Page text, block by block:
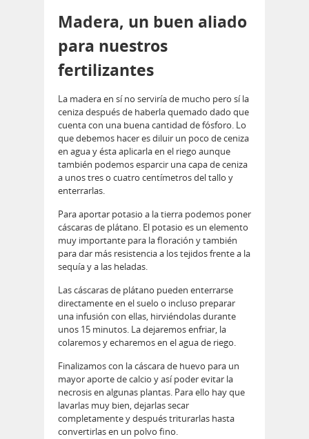
Madera, un buen aliado
para nuestros
fertilizantes
La madera en sí no serviría de mucho pero sí la
ceniza después de haberla quemado dado que
cuenta con una buena cantidad de fósforo. Lo
que debemos hacer es diluir un poco de ceniza
en agua y ésta aplicarla en el riego aunque
también podemos esparcir una capa de ceniza
a unos tres o cuatro centímetros del tallo y
enterrarlas.
Para aportar potasio a la tierra podemos poner
cáscaras de plátano. El potasio es un elemento
muy importante para la floración y también
para dar más resistencia a los tejidos frente a la
sequía y a las heladas.
Las cáscaras de plátano pueden enterrarse
directamente en el suelo o incluso preparar
una infusión con ellas, hirviéndolas durante
unos 15 minutos. La dejaremos enfriar, la
colaremos y echaremos en el agua de riego.
Finalizamos con la cáscara de huevo para un
mayor aporte de calcio y así poder evitar la
necrosis en algunas plantas. Para ello hay que
lavarlas muy bien, dejarlas secar
completamente y después triturarlas hasta
convertirlas en un polvo fino.